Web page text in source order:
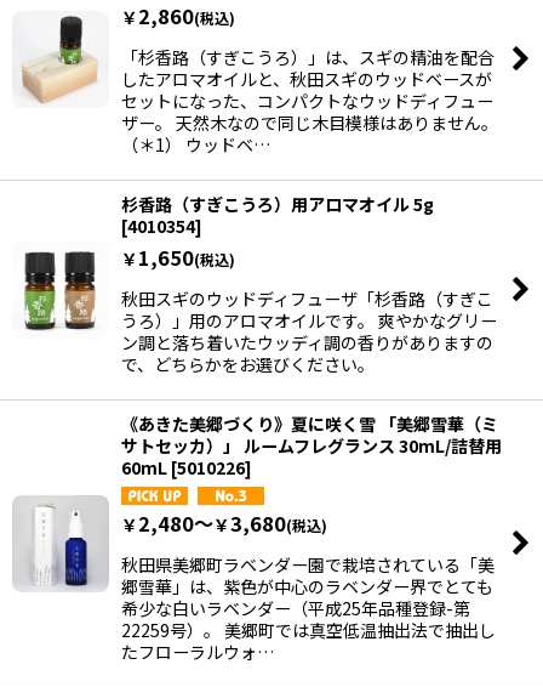
￥ 2,860(税込)
「杉香路（すぎこうろ）」は、スギの精油を配合
したアロマオイルと、秋田スギのウッドベースが
セットになった、コンパクトなウッドディフュー
ザー。 天然木なので同じ木目模様はありません。
（＊1） ウッドベ…
杉香路（すぎこうろ）用アロマオイル 5g
[4010354]
￥ 1,650(税込)
秋田スギのウッドディフューザ「杉香路（すぎこ
うろ）」用のアロマオイルです。 爽やかなグリー
ン調と落ち着いたウッディ調の香りがありますの
で、どちらかをお選びください。
《あきた美郷づくり》夏に咲く雪 「美郷雪華（ミ
サトセッカ）」 ルームフレグランス 30mL/詰替用
60mL [5010226]
￥ 2,480～￥3,680(税込)
秋田県美郷町ラベンダー園で栽培されている「美
郷雪華」は、紫色が中心のラベンダー界でとても
希少な白いラベンダー（平成25年品種登録-第
22259号）。 美郷町では真空低温抽出法で抽出し
たフローラルウォ…